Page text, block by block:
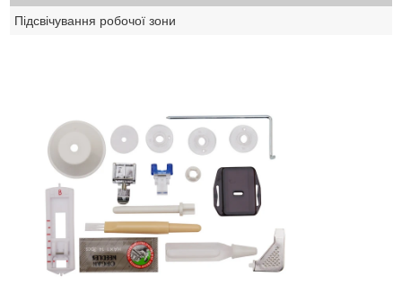
Підсвічування робочої зони